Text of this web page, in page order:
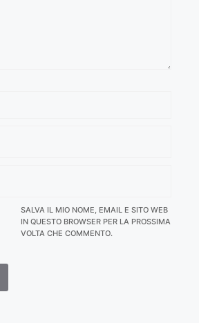
SALVA IL MIO NOME, EMAIL E SITO WEB
IN QUESTO BROWSER PER LA PROSSIMA
VOLTA CHE COMMENTO.